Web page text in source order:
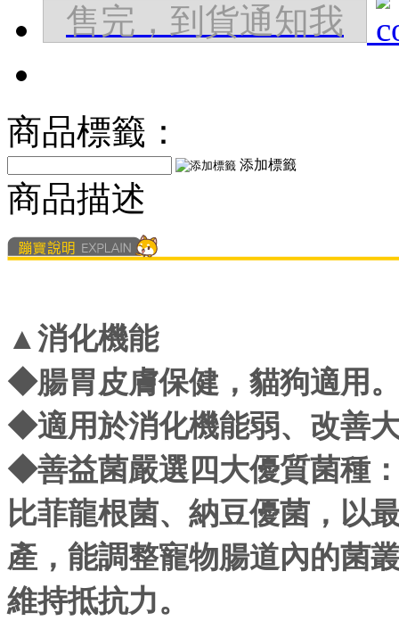
售完，到貨通知我
商品標籤：
添加標籤
商品描述
▲消化機能
◆腸胃皮膚保健，貓狗適用
◆適用於消化機能弱、改善
◆善益菌嚴選四大優質菌種
比菲龍根菌、納豆優菌，以
產，能調整寵物腸道內的菌
維持抵抗力。